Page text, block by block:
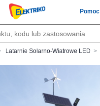
Pomoc
Latarnie Solarno-Wiatrowe LED